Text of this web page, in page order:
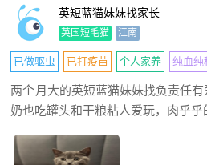
英短蓝猫妹妹找家长
英国短毛猫 江南
已做驱虫 已打疫苗 个人家养 纯血纯
两个月大的英短蓝猫妹妹找负责任
奶也吃罐头和干粮粘人爱玩，肉乎乎